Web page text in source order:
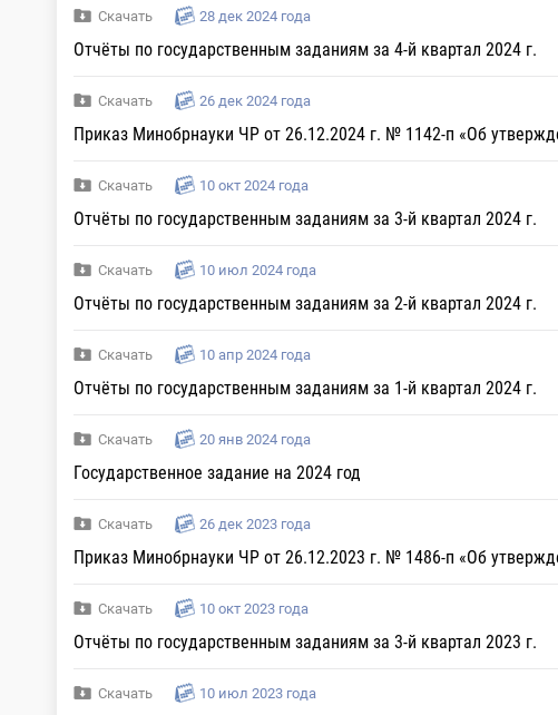
Скачать 28 дек 2024 года
Отчёты по государственным заданиям за 4-й квартал 2024 г.
Скачать 26 дек 2024 года
Приказ Минобрнауки ЧР от 26.12.2024 г. № 1142-п «Об
Скачать 10 окт 2024 года
Отчёты по государственным заданиям за 3-й квартал 2024 г.
Скачать 10 июл 2024 года
Отчёты по государственным заданиям за 2-й квартал 2024 г.
Скачать 10 апр 2024 года
Отчёты по государственным заданиям за 1-й квартал 2024 г.
Скачать 20 янв 2024 года
Государственное задание на 2024 год
Скачать 26 дек 2023 года
Приказ Минобрнауки ЧР от 26.12.2023 г. № 1486-п «Об
Скачать 10 окт 2023 года
Отчёты по государственным заданиям за 3-й квартал 2023 г.
Скачать 10 июл 2023 года